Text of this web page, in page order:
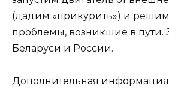
(дадим «прикурить») и
проблемы, возникшие в пути.
Беларуси и России.
Дополнительная информация